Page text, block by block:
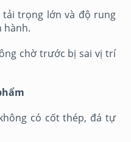
trọng lớn và độ rung
hành.
chờ trước bị sai vị trí
có cốt thép, đá tự